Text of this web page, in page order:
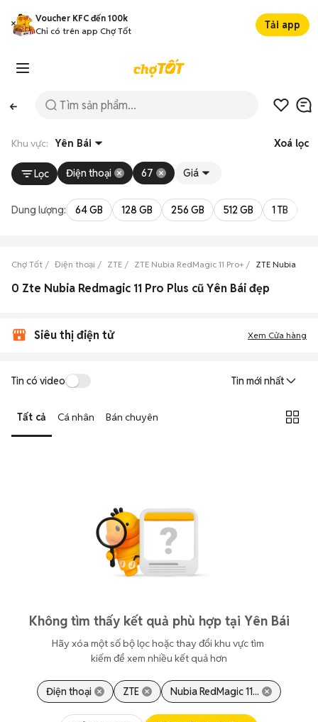
Voucher KFC đến 100k
Chỉ có trên app Chợ Tốt
Tải app
Khu vực: Yên Bái Xoá lọc
Lọc Điện thoại 67 Giá
Dung lượng: 64 GB 128 GB 256 GB 512 GB 1 TB
Chợ Tốt Điện thoại ZTE ZTE Nubia RedMagic 11 Pro+ ZTE Nubia
0 Zte Nubia Redmagic 11 Pro Plus cũ Yên Bái đẹp
Siêu thị điện tử Xem Cửa hàng
Tin có video Tin mới nhất
Tất cả Cá nhân Bán chuyên
Không tìm thấy kết quả phù hợp tại Yên Bái
Hãy xóa một số bộ lọc hoặc thay đổi khu vực tìm
kiếm để xem nhiều kết quả hơn
Điện thoại ZTE Nubia RedMagic 11...